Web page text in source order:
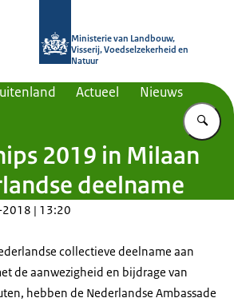
Ministerie van Landbouw,
Visserij, Voedselzekerheid en
Natuur
Actueel Nieuws
2019 in Milaan
deelname
| 13:20
collectieve deelname aan
de aanwezigheid en bijdrage van
hebben de Nederlandse Ambassade